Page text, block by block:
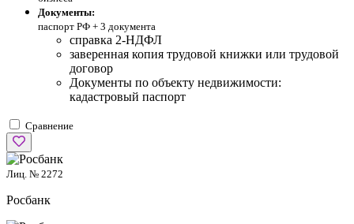
Документы:
паспорт РФ + 3 документа
справка 2-НДФЛ
заверенная копия трудовой книжки или трудовой
договор
Документы по объекту недвижимости:
кадастровый паспорт
Сравнение
Лиц. № 2272
Росбанк